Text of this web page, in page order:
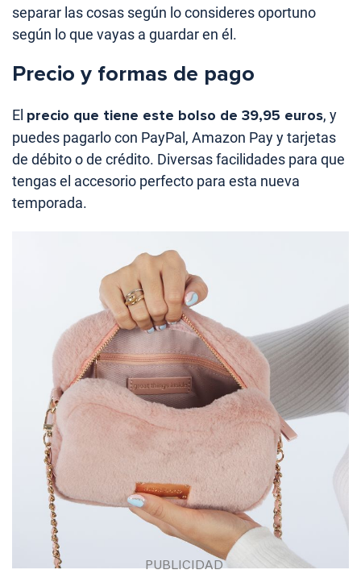
separar las cosas según lo consideres oportuno
según lo que vayas a guardar en él.
Precio y formas de pago
El precio que tiene este bolso de 39,95 euros, y
puedes pagarlo con PayPal, Amazon Pay y tarjetas
de débito o de crédito. Diversas facilidades para que
tengas el accesorio perfecto para esta nueva
temporada.